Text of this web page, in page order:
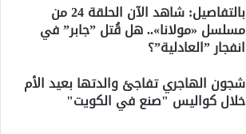
بالتفاصيل: شاهد الآن الحلقة 24 من
مسلسل «مولانا».. هل قُتل ”جابر” في
انفجار ”العادلية”؟
شجون الهاجري تفاجئ والدتها بعيد الأم
خلال كواليس "صنع في الكويت"